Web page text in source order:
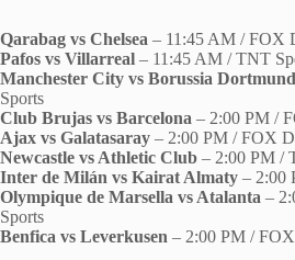
Qarabag vs Chelsea – 11:45 AM / FOX
Pafos vs Villarreal – 11:45 AM / TNT
Manchester City vs Borussia Dortmund
Sports
Club Brujas vs Barcelona – 2:00 PM /
Ajax vs Galatasaray – 2:00 PM / FOX
Newcastle vs Athletic Club – 2:00 PM /
Inter de Milán vs Kairat Almaty – 2:00
Olympique de Marsella vs Atalanta –
Sports
Benfica vs Leverkusen – 2:00 PM /